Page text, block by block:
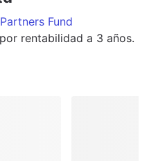
Fund
rentabilidad a 3 años.